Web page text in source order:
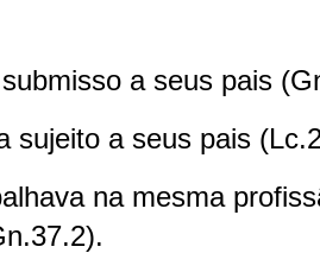
a seus pais
sujeito a seus pais
na mesma